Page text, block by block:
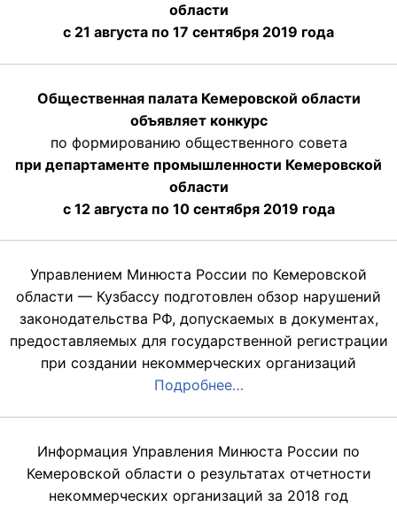
области
с 21 августа по 17 сентября 2019 года
Общественная палата Кемеровской области
объявляет конкурс
по формированию общественного совета
при департаменте промышленности Кемеровской
области
с 12 августа по 10 сентября 2019 года
Управлением Минюста России по Кемеровской
области — Кузбассу подготовлен обзор нарушений
законодательства РФ, допускаемых в документах,
предоставляемых для государственной регистрации
при создании некоммерческих организаций
Подробнее…
Информация Управления Минюста России по
Кемеровской области о результатах отчетности
некоммерческих организаций за 2018 год